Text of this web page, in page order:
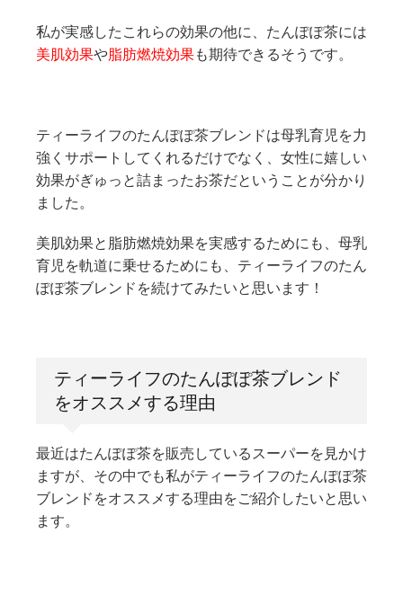
私が実感したこれらの効果の他に、たんぽぽ茶には
美肌効果や脂肪燃焼効果も期待できるそうです。
ティーライフのたんぽぽ茶ブレンドは母乳育児を力
強くサポートしてくれるだけでなく、女性に嬉しい
効果がぎゅっと詰まったお茶だということが分かり
ました。
美肌効果と脂肪燃焼効果を実感するためにも、母乳
育児を軌道に乗せるためにも、ティーライフのたん
ぽぽ茶ブレンドを続けてみたいと思います！
ティーライフのたんぽぽ茶ブレンド
をオススメする理由
最近はたんぽぽ茶を販売しているスーパーを見かけ
ますが、その中でも私がティーライフのたんぽぽ茶
ブレンドをオススメする理由をご紹介したいと思い
ます。